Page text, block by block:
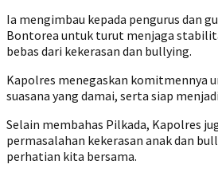
Ia mengimbau kepada pengurus dan
Bontorea untuk turut menjaga
bebas dari kekerasan dan bullying.
Kapolres menegaskan komitmennya
suasana yang damai, serta siap
Selain membahas Pilkada, Kapolres
permasalahan kekerasan anak dan
perhatian kita bersama.